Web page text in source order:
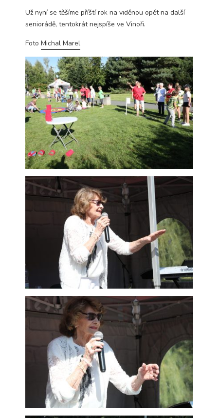
Už nyní se těšíme příští rok na viděnou opět na další
seniorádě, tentokrát nejspíše ve Vinoři.
Foto Michal Marel
aktivovány.
Analytické
cookies nám
umožňují
měření výkonu
našeho webu
a našich
reklamních
kampaní.
Jejich pomocí
určujeme
počet návštěv
a zdroje
návštěv našich
internetových
stránek. Data
získaná
pomocí těchto
cookies
zpracováváme
souhrnně, bez
použití
identifikátorů,
které ukazují
na konkrétní
uživatelé
Pokud
vypnete
používání
analytických
cookies ve
ztrácíme
možnost
analýzy
výkonu a
optimalizace